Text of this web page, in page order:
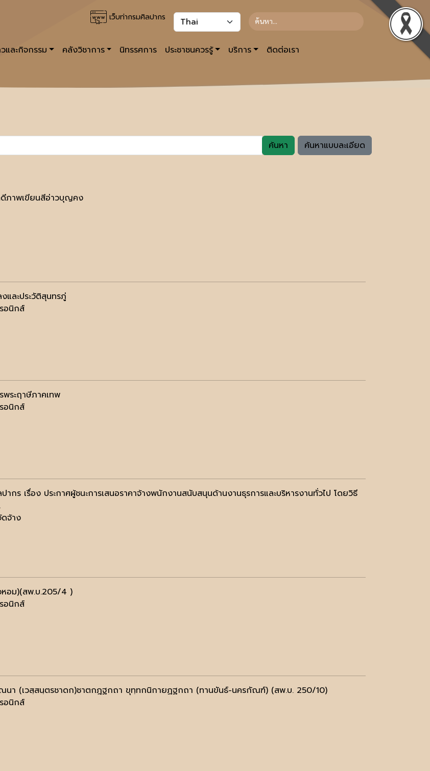
เว็บท่ากรมศิลปากร
และกิจกรรม คลังวิชาการ นิทรรศการ ประชาชนควรรู้ บริการ ติดต่อเรา
ค้นหา ค้นหาแบบละเอียด
ภาพเขียนสีอ่าวบุญคง
และประวัติสุนทรภู่
อนิกส์
ระฤาษีภาคเทพ
อนิกส์
ากร เรื่อง ประกาศผู้ชนะการเสนอราคาจ้างพนักงานสนับสนุนด้านงานธุรการและบริหารงานทั่วไป โดยวิธี
จ้าง
อม)(สพ.บ.205/4 )
อนิกส์
า (เวสฺสนฺตรชาดก)ชาตกฎฐกถา ขุทฺทกนิกายฏฐกถา (ทานขันธ์-นครกัณฑ์) (สพ.บ. 250/10)
อนิกส์